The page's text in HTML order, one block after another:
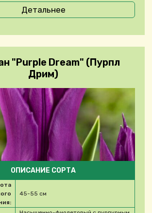
Детальнее
"Purple Dream" (Пурпл
Дрим)
ОПИСАНИЕ СОРТА
45-55 см